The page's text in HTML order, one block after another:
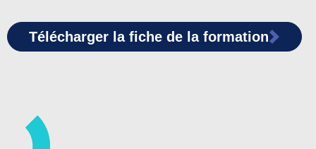
Télécharger la fiche de la formation